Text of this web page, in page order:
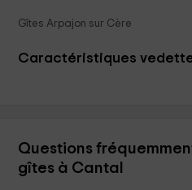
Gîtes Arpajon sur Cère
Caractéristiques
Questions
gîtes à Cantal